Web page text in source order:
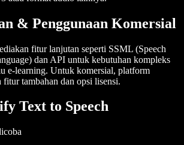
& Penggunaan Komersial
fitur lanjutan seperti SSML (Speech
dan API untuk kebutuhan kompleks
e-learning. Untuk komersial, platform
fitur tambahan dan opsi lisensi.
Text to Speech